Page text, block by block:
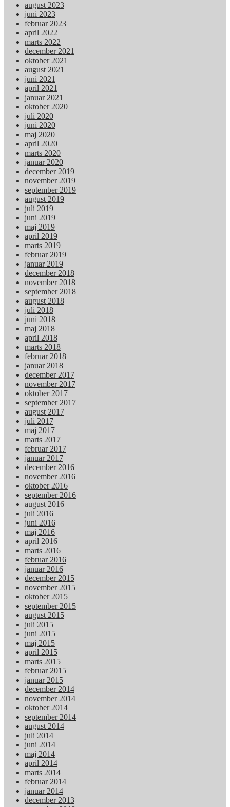
august 2023
juni 2023
februar 2023
april 2022
marts 2022
december 2021
oktober 2021
august 2021
juni 2021
april 2021
januar 2021
oktober 2020
juli 2020
juni 2020
maj 2020
april 2020
marts 2020
januar 2020
december 2019
november 2019
september 2019
august 2019
juli 2019
juni 2019
maj 2019
april 2019
marts 2019
februar 2019
januar 2019
december 2018
november 2018
september 2018
august 2018
juli 2018
juni 2018
maj 2018
april 2018
marts 2018
februar 2018
januar 2018
december 2017
november 2017
oktober 2017
september 2017
august 2017
juli 2017
maj 2017
marts 2017
februar 2017
januar 2017
december 2016
november 2016
oktober 2016
september 2016
august 2016
juli 2016
juni 2016
maj 2016
april 2016
marts 2016
februar 2016
januar 2016
december 2015
november 2015
oktober 2015
september 2015
august 2015
juli 2015
juni 2015
maj 2015
april 2015
marts 2015
februar 2015
januar 2015
december 2014
november 2014
oktober 2014
september 2014
august 2014
juli 2014
juni 2014
maj 2014
april 2014
marts 2014
februar 2014
januar 2014
december 2013